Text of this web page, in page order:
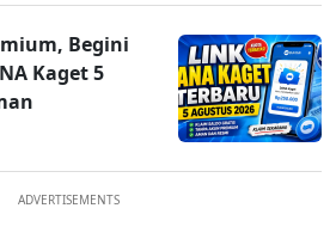
Begini
Kaget 5
ADVERTISEMENTS